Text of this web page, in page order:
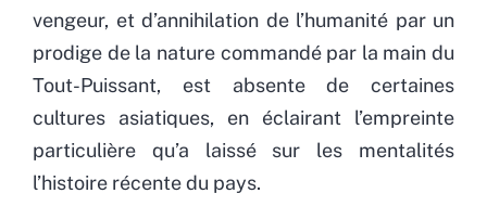
vengeur, et d’annihilation de l’humanité par un
prodige de la nature commandé par la main du
Tout-Puissant, est absente de certaines
cultures asiatiques, en éclairant l’empreinte
particulière qu’a laissé sur les mentalités
l’histoire récente du pays.